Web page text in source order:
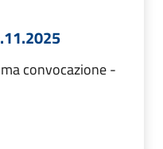
convocazione -